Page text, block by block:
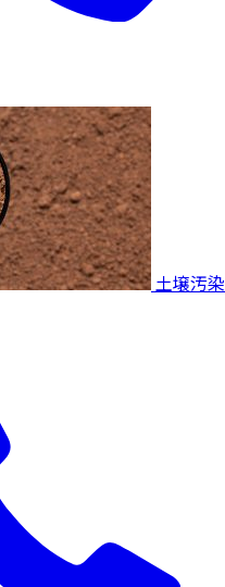
土壌汚染